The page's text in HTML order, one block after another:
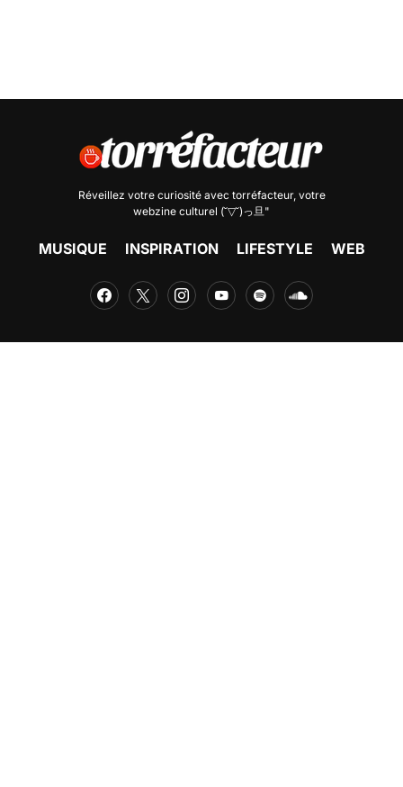
Réveillez votre curiosité avec torréfacteur, votre
webzine culturel (˘▽˘)っ旦"
MUSIQUE INSPIRATION LIFESTYLE WEB